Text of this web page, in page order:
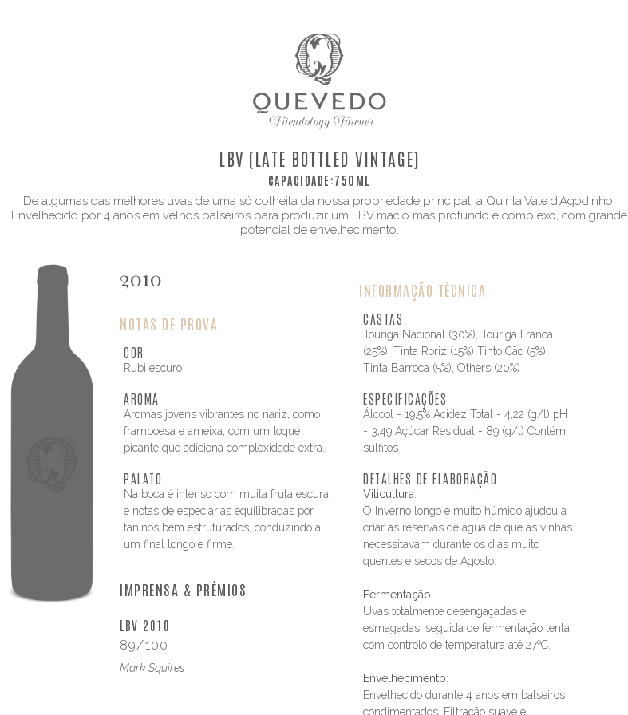
LBV (LATE BOTTLED VINTAGE)
CAPACIDADE:750ML
De algumas das melhores uvas de uma só colheita da nossa propriedade principal, a Quinta Vale d’Agodinho.
Envelhecido por 4 anos em velhos balseiros para produzir um LBV macio mas profundo e complexo, com grande
potencial de envelhecimento.
2010
NOTAS DE PROVA
COR
Rubi escuro
AROMA
Aromas jovens vibrantes no nariz, como
framboesa e ameixa, com um toque
picante que adiciona complexidade extra.
PALATO
Na boca é intenso com muita fruta escura
e notas de especiarias equilibradas por
taninos bem estruturados, conduzindo a
um final longo e firme.
IMPRENSA & PRÉMIOS
LBV 2010
89/100
Mark Squires
INFORMAÇÃO TÉCNICA
CASTAS
Touriga Nacional (30%), Touriga Franca
(25%), Tinta Roriz (15%) Tinto Cão (5%),
Tinta Barroca (5%), Others (20%)
ESPECIFICAÇÕES
Álcool - 19,5% Acidez Total - 4,22 (g/l) pH
- 3,49 Açúcar Residual - 89 (g/l) Contém
sulfitos
DETALHES DE ELABORAÇÃO
Viticultura:
O Inverno longo e muito húmido ajudou a
criar as reservas de água de que as vinhas
necessitavam durante os dias muito
quentes e secos de Agosto.
Fermentação:
Uvas totalmente desengaçadas e
esmagadas, seguida de fermentação lenta
com controlo de temperatura até 27ºC.
Envelhecimento:
Envelhecido durante 4 anos em balseiros
condimentados. Filtração suave e